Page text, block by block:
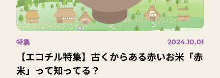
特集 2024.10.01
【エコチル特集】古くからある赤いお米「赤
米」って知ってる？